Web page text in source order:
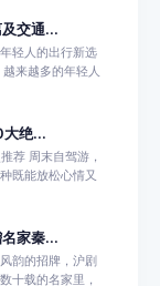
交通...
轻人的出行新选
来越多的年轻人
大绝...
荐 周末自驾游，
既能放松心情又
家秦...
韵的招牌，沪剧
十载的名家里，